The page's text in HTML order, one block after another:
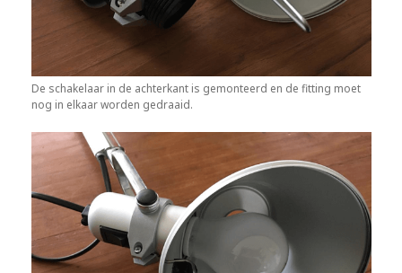
De schakelaar in de achterkant is gemonteerd en de fitting moet
nog in elkaar worden gedraaid.